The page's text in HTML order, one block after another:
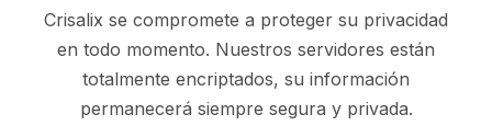
Crisalix se compromete a proteger su privacidad
en todo momento. Nuestros servidores están
totalmente encriptados, su información
permanecerá siempre segura y privada.